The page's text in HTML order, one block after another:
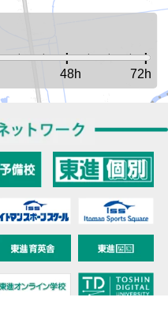
48h 72h